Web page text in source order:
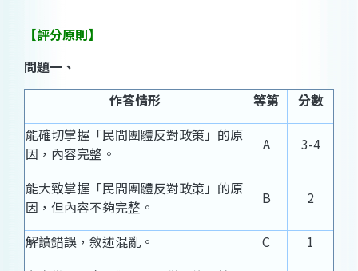
【評分原則】
問題一、
作答情形
等第
分數
能確切掌握「民間團體反對政策」的原
因，內容完整。
A 3-4
能大致掌握「民間團體反對政策」的原
因，但內容不夠完整。
B 2
解讀錯誤，敘述混亂。 C
1